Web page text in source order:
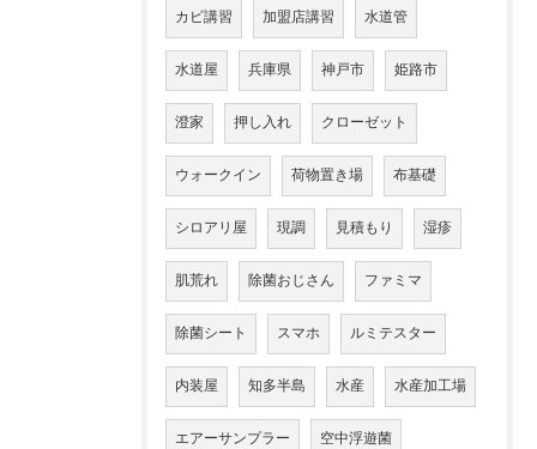
カビ講習 加盟店講習 水道管
水道屋 兵庫県 神戸市 姫路市
澄家 押し入れ クローゼット
ウォークイン 荷物置き場 布基礎
シロアリ屋 現調 見積もり 湿疹
肌荒れ 除菌おじさん ファミマ
除菌シート スマホ ルミテスター
内装屋 知多半島 水産 水産加工場
エアーサンプラー 空中浮遊菌